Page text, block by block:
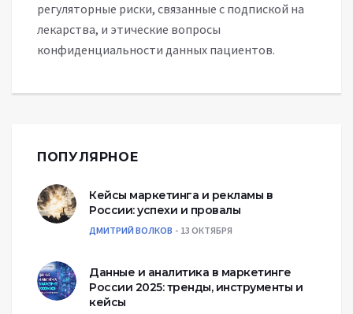
регуляторные риски, связанные с подпиской на
лекарства, и этические вопросы
конфиденциальности данных пациентов.
ПОПУЛЯРНОЕ
Кейсы маркетинга и рекламы в
России: успехи и провалы
ДМИТРИЙ ВОЛКОВ 13 ОКТЯБРЯ
Данные и аналитика в маркетинге
России 2025: тренды, инструменты и
кейсы